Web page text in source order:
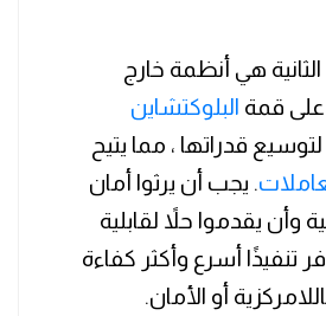
هي أنظمة خارج
على قمة البلوكتشاين
قدراتها ، مما يتيح
. يجب أن يرثوا أمان
وأن يقدموا حلاً لقابلية
تنفيذًا أسرع وأكثر كفاءة
أو الأمان.